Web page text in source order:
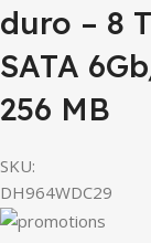
duro – 8
SATA
256 MB
SKU:
DH964WDC29